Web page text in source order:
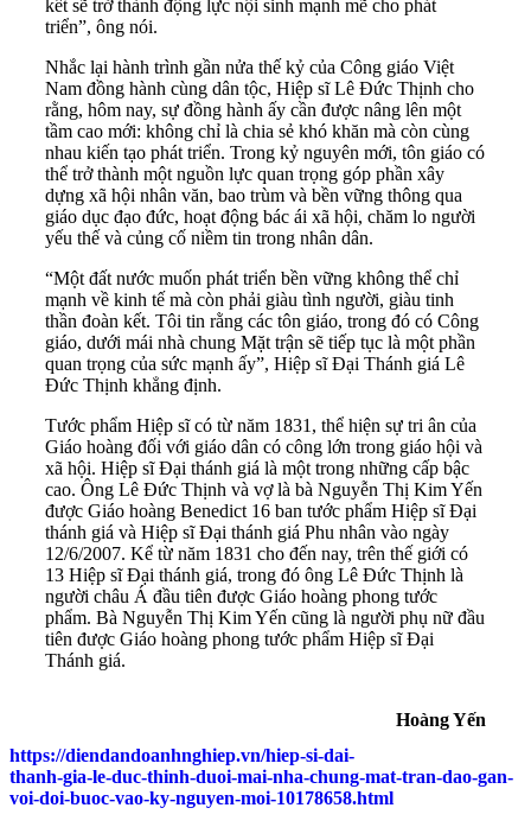
kết sẽ trở thành động lực nội sinh mạnh mẽ cho phát
triển”, ông nói.
Nhắc lại hành trình gần nửa thế kỷ của Công giáo Việt
Nam đồng hành cùng dân tộc, Hiệp sĩ Lê Đức Thịnh cho
rằng, hôm nay, sự đồng hành ấy cần được nâng lên một
tầm cao mới: không chỉ là chia sẻ khó khăn mà còn cùng
nhau kiến tạo phát triển. Trong kỷ nguyên mới, tôn giáo có
thể trở thành một nguồn lực quan trọng góp phần xây
dựng xã hội nhân văn, bao trùm và bền vững thông qua
giáo dục đạo đức, hoạt động bác ái xã hội, chăm lo người
yếu thế và củng cố niềm tin trong nhân dân.
“Một đất nước muốn phát triển bền vững không thể chỉ
mạnh về kinh tế mà còn phải giàu tình người, giàu tinh
thần đoàn kết. Tôi tin rằng các tôn giáo, trong đó có Công
giáo, dưới mái nhà chung Mặt trận sẽ tiếp tục là một phần
quan trọng của sức mạnh ấy”, Hiệp sĩ Đại Thánh giá Lê
Đức Thịnh khẳng định.
Tước phẩm Hiệp sĩ có từ năm 1831, thể hiện sự tri ân của
Giáo hoàng đối với giáo dân có công lớn trong giáo hội và
xã hội. Hiệp sĩ Đại thánh giá là một trong những cấp bậc
cao. Ông Lê Đức Thịnh và vợ là bà Nguyễn Thị Kim Yến
được Giáo hoàng Benedict 16 ban tước phẩm Hiệp sĩ Đại
thánh giá và Hiệp sĩ Đại thánh giá Phu nhân vào ngày
12/6/2007. Kể từ năm 1831 cho đến nay, trên thế giới có
13 Hiệp sĩ Đại thánh giá, trong đó ông Lê Đức Thịnh là
người châu Á đầu tiên được Giáo hoàng phong tước
phẩm. Bà Nguyễn Thị Kim Yến cũng là người phụ nữ đầu
tiên được Giáo hoàng phong tước phẩm Hiệp sĩ Đại
Thánh giá.
Hoàng Yến
https://diendandoanhnghiep.vn/hiep-si-dai-
thanh-gia-le-duc-thinh-duoi-mai-nha-chung-mat-tran-dao-gan-
voi-doi-buoc-vao-ky-nguyen-moi-10178658.html